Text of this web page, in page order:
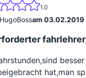
1.0
am 03.02.2019
hat,man